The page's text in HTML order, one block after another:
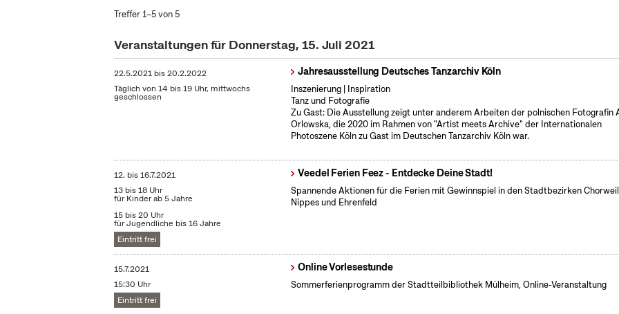
Treffer 1–5 von 5
Veranstaltungen für Donnerstag, 15. Juli 2021
22.5.2021 bis20.2.2022
Täglich von 14 bis 19 Uhr, mittwochs
geschlossen
Jahresausstellung Deutsches Tanzarchiv Köln
Inszenierung | Inspiration
Tanz und Fotografie
Zu Gast: Die Ausstellung zeigt unter anderem Arbeiten der polnischen Fotografin
Orlowska, die 2020 im Rahmen von "Artist meets Archive" der Internationalen
Photoszene Köln zu Gast im Deutschen Tanzarchiv Köln war.
12. bis16.7.2021
13 bis 18 Uhr
für Kinder ab 5 Jahre
15 bis 20 Uhr
für Jugendliche bis 16 Jahre
Eintritt frei
Veedel Ferien Feez - Entdecke Deine Stadt!
Spannende Aktionen für die Ferien mit Gewinnspiel in den Stadtbezirken
Nippes und Ehrenfeld
15.7.2021
15:30 Uhr
Eintritt frei
Online Vorlesestunde
Sommerferienprogramm der Stadtteilbibliothek Mülheim, Online-Veranstaltung